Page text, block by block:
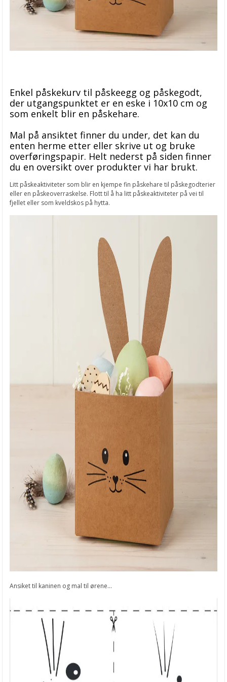
Enkel påskekurv til påskeegg og påskegodt,
der utgangspunktet er en eske i 10x10 cm og
som enkelt blir en påskehare.
Mal på ansiktet finner du under, det kan du
enten herme etter eller skrive ut og bruke
overføringspapir. Helt nederst på siden finner
du en oversikt over produkter vi har brukt.
Litt påskeaktiviteter som blir en kjempe fin påskehare til påskegodterier
eller en påskeoverraskelse. Flott til å ha litt påskeaktiviteter på vei til
fjellet eller som kveldskos på hytta.
Ansiket til kaninen og mal til ørene...